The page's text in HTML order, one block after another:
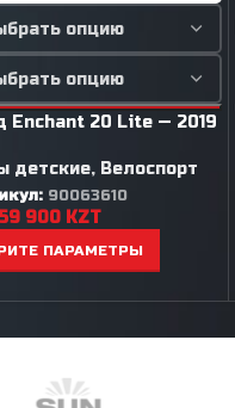
Enchant 20 Lite — 2019
детские, Велоспорт
90063610
900 KZT
ПАРАМЕТРЫ